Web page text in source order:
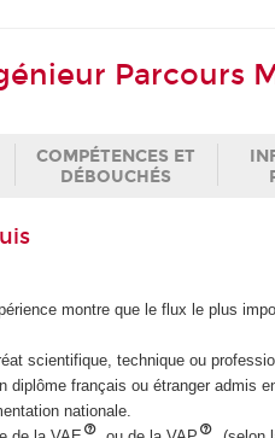
Parcours
COMPÉTENCES ET
DÉBOUCHÉS
montre que le flux le plus
scientifique, technique ou
français ou étranger admis
nationale.